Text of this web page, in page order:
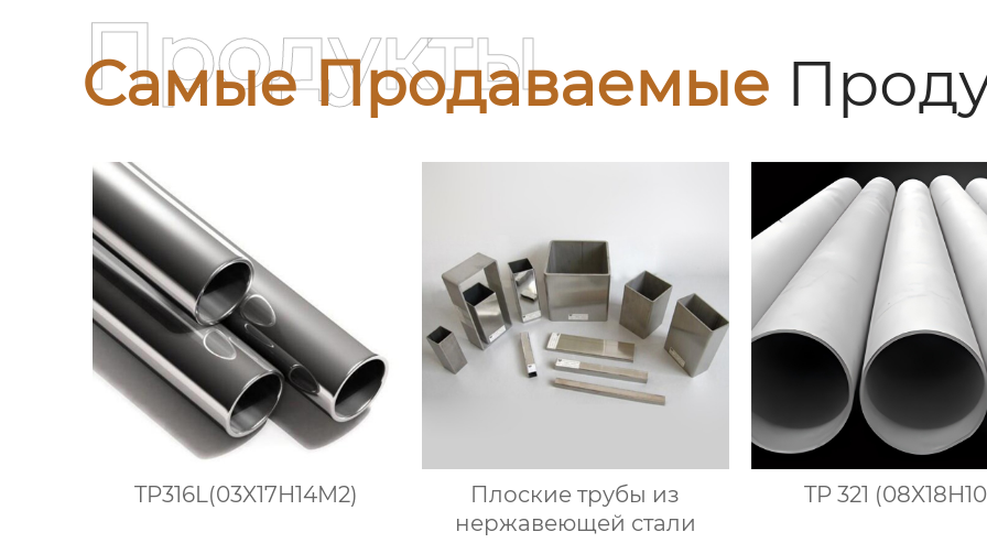
Самые Продаваемые
Продукты
TP316L(03X17H14M2)
Плоские трубы из
нержавеющей стали
TP 321